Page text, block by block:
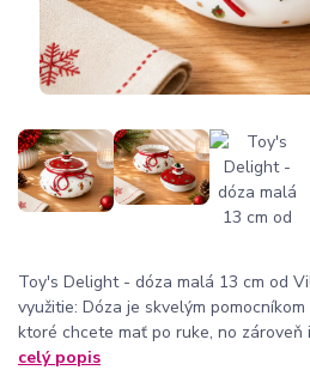
Toy's Delight - dóza malá 13 cm od
využitie: Dóza je skvelým
ktoré chcete mať po ruke, no
celý popis